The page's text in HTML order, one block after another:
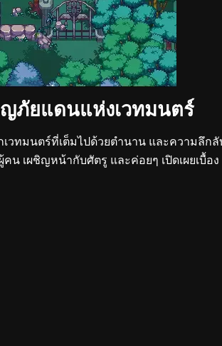
ภัยแดนแห่งเวทมนตร์
เวทมนตร์ที่เต็มไปด้วยตำนาน และความลึก
น เผชิญหน้ากับศัตรู และค่อยๆ เปิดเผยเบื้อง